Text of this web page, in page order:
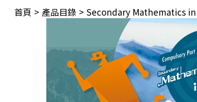
首頁 > 產品目錄 > Secondary Mathematics in